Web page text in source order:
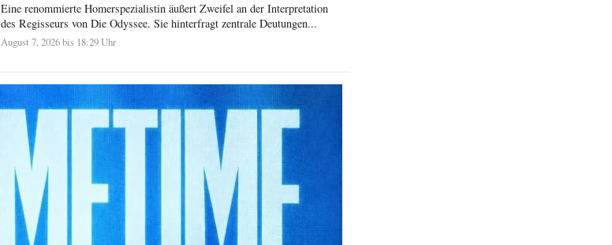
Eine renommierte Homerspezialistin äußert Zweifel an der Interpretation
des Regisseurs von Die Odyssee. Sie hinterfragt zentrale Deutungen...
August 7, 2026 bis 18:29 Uhr